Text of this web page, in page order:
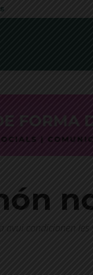
condicionen les